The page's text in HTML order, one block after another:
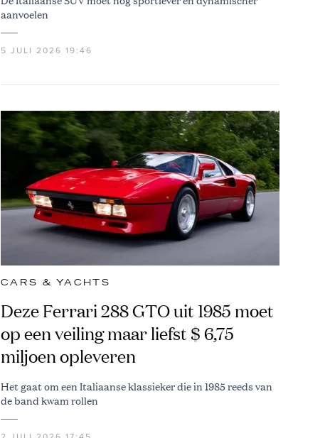
aanvoelen
5 JULI 2026 19:46
CARS & YACHTS
Deze Ferrari 288 GTO uit 1985 moet
op een veiling maar liefst $ 6,75
miljoen opleveren
Het gaat om een Italiaanse klassieker die in 1985 reeds van
de band kwam rollen